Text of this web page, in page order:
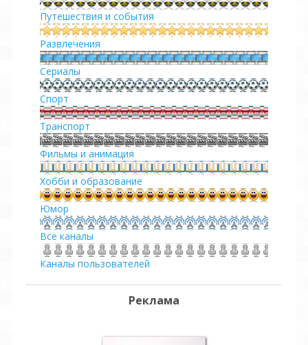
Путешествия и события
Развлечения
Сериалы
Спорт
Транспорт
Фильмы и анимация
Хобби и образование
Юмор
Все каналы
Каналы пользователей
Реклама